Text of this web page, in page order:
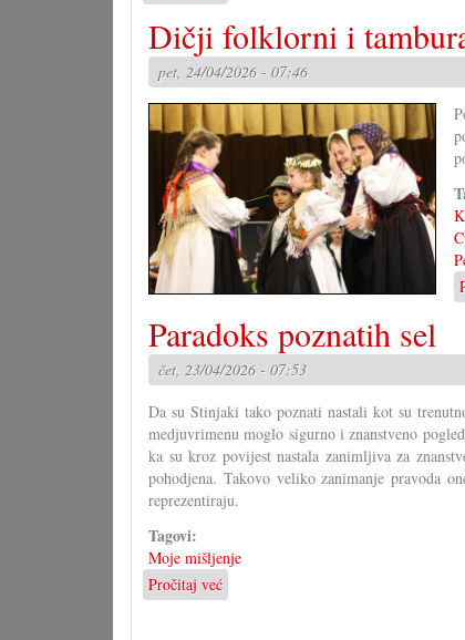
Parni
valjak
rasprodao
je
opet
Hrvatsku
noć
Dičji folklorni i
pet, 24/04/2026 - 07:46
Paradoks poznatih sel
čet, 23/04/2026 - 07:53
Da su Stinjaki tako poznati nastali kot su
medjuvrimenu moglo sigurno i znanstveno
ka su kroz povijest nastala zanimljiva za
pohodjena. Takovo veliko zanimanje pravoda
reprezentiraju.
Tagovi:
Moje mišljenje
Pročitaj već
Paradoks